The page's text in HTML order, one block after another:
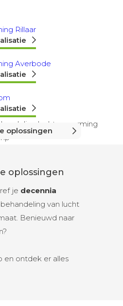
Rillaar
Averbode
oplossingen
oplossingen
je decennia
van lucht
Benieuwd naar
en ontdek er alles